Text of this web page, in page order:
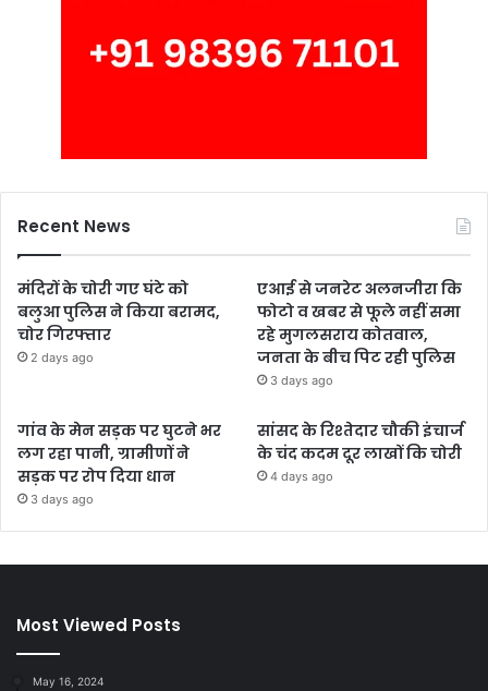
Recent News
मंदिरों के चोरी गए घंटे को
बलुआ पुलिस ने किया बरामद,
चोर गिरफ्तार
2 days ago
एआई से जनरेट अलनजीरा कि
फोटो व खबर से फूले नहीं समा
रहे मुगलसराय कोतवाल,
जनता के बीच पिट रही पुलिस
3 days ago
गांव के मेन सड़क पर घुटने भर
लग रहा पानी, ग्रामीणों ने
सड़क पर रोप दिया धान
3 days ago
सांसद के रिश्तेदार चौकी इंचार्ज
के चंद कदम दूर लाखों कि चोरी
4 days ago
Most Viewed Posts
May 16, 2024